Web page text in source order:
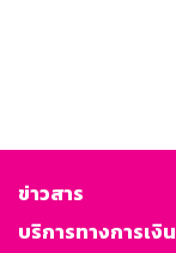
ข่าวสาร
บริการทางการเงิน